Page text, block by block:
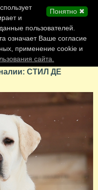
СТИЛ ДЕ
Понятно ✖
и
пользователей.
означает Ваше согласие
применение cookie и
сайта.